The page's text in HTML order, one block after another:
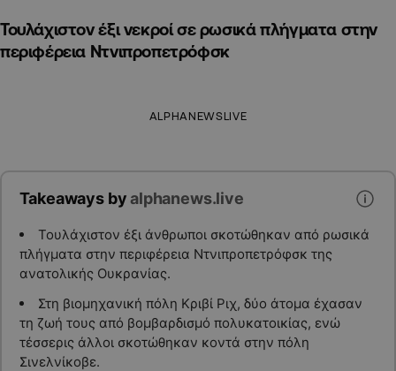
Τουλάχιστον έξι νεκροί σε ρωσικά πλήγματα στην
περιφέρεια Ντνιπροπετρόφσκ
ALPHANEWSLIVE
Takeaways byalphanews.live
Τουλάχιστον έξι άνθρωποι σκοτώθηκαν από ρωσικά
πλήγματα στην περιφέρεια Ντνιπροπετρόφσκ της
ανατολικής Ουκρανίας.
Στη βιομηχανική πόλη Κριβί Ριχ, δύο άτομα έχασαν
τη ζωή τους από βομβαρδισμό πολυκατοικίας, ενώ
τέσσερις άλλοι σκοτώθηκαν κοντά στην πόλη
Σινελνίκοβε.